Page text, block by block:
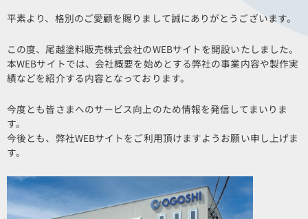
平素より、格別のご愛顧を賜りまして誠にありがとうございます。
この度、尾越塗料販売株式会社のWEBサイトを開設いたしました。
本WEBサイトでは、会社概要を始めとする弊社の事業内容や製作実
績などを紹介する内容となっております。
今度とも皆さまへのサービス向上のため情報を発信してまいりま
す。
今後とも、弊社WEBサイトをご利用頂けますようお願い申し上げま
す。